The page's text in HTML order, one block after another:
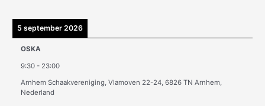
5 september 2026
OSKA
9:30 - 23:00
Arnhem Schaakvereniging, Vlamoven 22-24, 6826 TN Arnhem,
Nederland